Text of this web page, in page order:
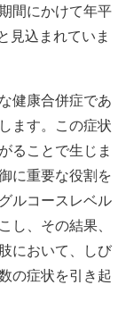
間にかけて年平
見込まれていま
健康合併症であ
ます。この症状
ることで生じま
に重要な役割を
ルコースレベル
し、その結果、
において、しび
の症状を引き起